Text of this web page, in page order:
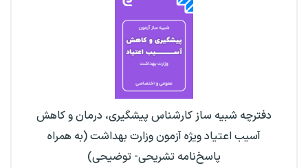
دفترچه شبیه ساز کارشناس پیشگیری، درمان و کاهش
آسیب اعتیاد ویژه آزمون وزارت بهداشت (به همراه
پاسخ‌نامه تشریحی- توضیحی)